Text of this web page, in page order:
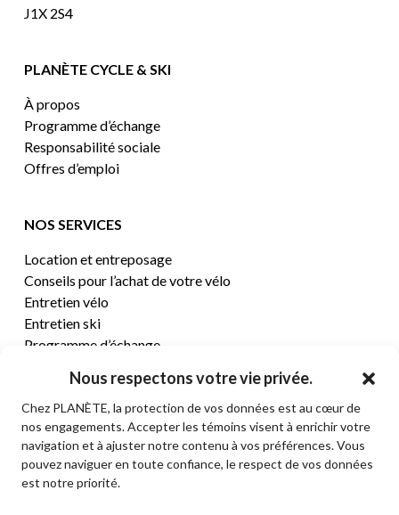
Nous respectons votre vie privée.
Chez PLANÈTE, la protection de vos données est au cœur de
nos engagements. Accepter les témoins visent à enrichir votre
navigation et à ajuster notre contenu à vos préférences. Vous
pouvez naviguer en toute confiance, le respect de vos données
est notre priorité.
J1X 2S4
PLANÈTE CYCLE & SKI
À propos
Programme d’échange
Responsabilité sociale
Offres d’emploi
NOS SERVICES
Location et entreposage
Conseils pour l’achat de votre vélo
Entretien vélo
Entretien ski
Programme d’échange
CENTRE D’AIDE
Termes et conditions de vente
Retours et remboursements
Politique de confidentialité